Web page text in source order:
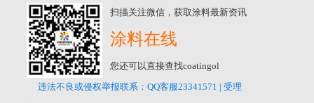
扫描关注微信，获取涂料最新资讯
涂料在线
您还可以直接查找coatingol
违法不良或侵权举报联系：QQ客服23341571 | 受理